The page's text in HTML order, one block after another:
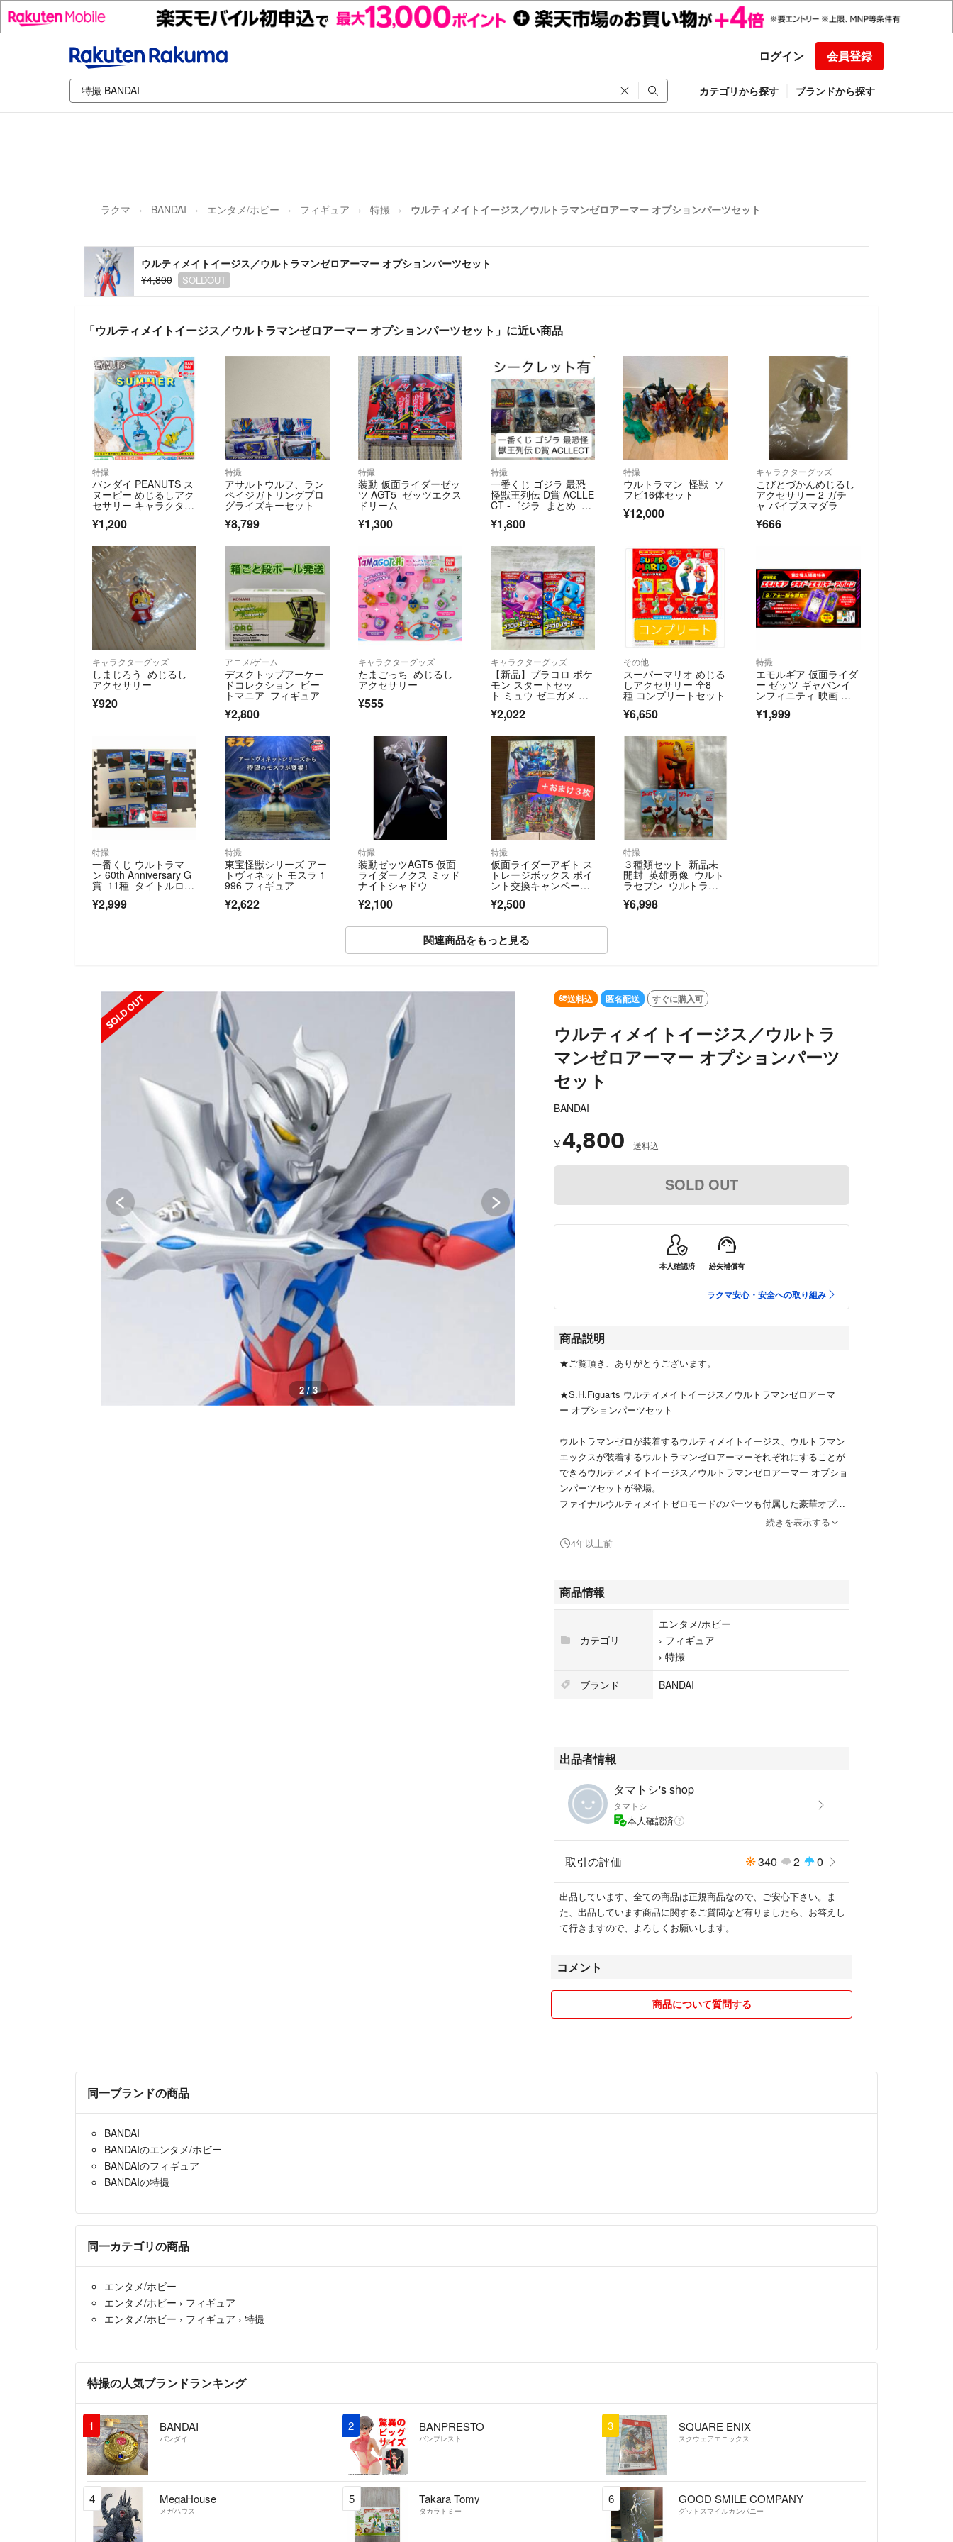
ログイン 会員登録
カテゴリから探す ブランドから探す
ラクマ BANDAI エンタメ/ホビー フィギュア 特撮 ウルティメイトイージス／ウルトラマンゼロアーマー オプションパーツセット
ウルティメイトイージス／ウルトラマンゼロアーマー オプションパーツセット
¥4,800
SOLDOUT
「ウルティメイトイージス／ウルトラマンゼロアーマー オプションパーツセット」に近い商品
特撮
バンダイ PEANUTS ス
ヌーピー めじるしアク
セサリー キャラクタ
ー グッズ フィギュ
ア ガチャガチャ
¥1,200
特撮
アサルトウルフ、ラン
ペイジガトリングプロ
グライズキーセット
¥8,799
特撮
装動 仮面ライダーゼッ
ツ AGT5 ゼッツエクス
ドリーム
¥1,300
特撮
一番くじ ゴジラ 最恐
怪獣王列伝 D賞 ACLLE
CT -ゴジラ まとめ シ
ークレット
¥1,800
特撮
ウルトラマン 怪獣 ソ
フビ16体セット
¥12,000
キャラクターグッズ
こびとづかんめじるし
アクセサリー 2 ガチ
ャ バイブスマダラ
¥666
キャラクターグッズ
しまじろう めじるし
アクセサリー
¥920
アニメ/ゲーム
デスクトップアーケー
ドコレクション ビー
トマニア フィギュア
¥2,800
キャラクターグッズ
たまごっち めじるし
アクセサリー
¥555
キャラクターグッズ
【新品】プラコロ ポケ
モン スタートセッ
ト ミュウ ゼニガメ セ
¥2,022
その他
スーパーマリオ めじる
しアクセサリー 全8
種 コンプリートセット
¥6,650
特撮
エモルギア 仮面ライダ
ー ゼッツ ギャバンイ
ンフィニティ 映画 特
ー・アポロン ムービー
¥1,999
特撮
一番くじ ウルトラマ
ン 60th Anniversary G
賞 11種 タイトルロゴ
¥2,999
特撮
東宝怪獣シリーズ アー
トヴィネット モスラ 1
996 フィギュア
¥2,622
特撮
装動ゼッツAGT5 仮面
ライダーノクス ミッド
ナイトシャドウ
¥2,100
特撮
仮面ライダーアギト ス
トレージボックス ポイ
ント交換キャンペー
ズ 未開封
¥2,500
特撮
３種類セット 新品未
開封 英雄勇像 ウルト
ラセブン ウルトラマ
¥6,998
関連商品をもっと見る
SOLD OUT SOLD OUT
2 / 3
送料込 匿名配送 すぐに購入可
ウルティメイトイージス／ウルトラ
マンゼロアーマー オプションパーツ
セット
BANDAI
¥4,800 送料込
SOLD OUT
本人確認済 紛失補償有
ラクマ安心・安全への取り組み
商品説明
★ご覧頂き、ありがとうございます。
★S.H.Figuarts ウルティメイトイージス／ウルトラマンゼロアーマ
ー オプションパーツセット
ウルトラマンゼロが装着するウルティメイトイージス、ウルトラマン
エックスが装着するウルトラマンゼロアーマーそれぞれにすることが
できるウルティメイトイージス／ウルトラマンゼロアーマー オプショ
ンパーツセットが登場。
ファイナルウルティメイトゼロモードのパーツも付属した豪華オプシ
登場作品 ウルトラマンX
ト
・ウルトラマンゼロ換装用交換パーツ一式
・ウルトラマンエックス換装用交換パーツ一式
・ウルティメイトイージス ファイナルウルティメイトゼロモード
主な商品素材 ABS、PVC
商品サイズ －
■すり替え防止のため返品は受け付けません。ご理解ください。
■状態 ：新品未開封
★即日発送
★完全な美品をお求めの方・極度に程度を気にされる方のご購入はご
★ご購入後のキャンセルはお受けできませんので慎重にご購入をお願
い致します。ノークレーム・ノーリターンでよろしくお願いします。
★評価の悪い方のご購入はご遠慮下さい。
★連絡確認後、24時間以内のお振込みでお願いします。
★振込み手数料はご購入者様のご負担にてお願い致します。
★商品がお手元に届きましたら直ぐに受取り確認の連絡をお願いしま
す。
続きを表示する
4年以上前
商品情報
カテゴリ
エンタメ/ホビー
› フィギュア
› 特撮
ブランド
BANDAI
出品者情報
タマトシ's shop
タマトシ
本人確認済
取引の評価 340 2 0
出品しています、全ての商品は正規商品なので、ご安心下さい。ま
た、出品しています商品に関するご質問など有りましたら、お答えし
て行きますので、よろしくお願いします。
コメント
商品について質問する
同一ブランドの商品
BANDAI
BANDAIのエンタメ/ホビー
BANDAIのフィギュア
BANDAIの特撮
同一カテゴリの商品
エンタメ/ホビー
エンタメ/ホビー › フィギュア
エンタメ/ホビー › フィギュア › 特撮
特撮の人気ブランドランキング
1 BANDAI
バンダイ
2 BANPRESTO
バンプレスト
3 SQUARE ENIX
スクウェアエニックス
4 MegaHouse
メガハウス
5 Takara Tomy
タカラトミー
6 GOOD SMILE COMPANY
グッドスマイルカンパニー